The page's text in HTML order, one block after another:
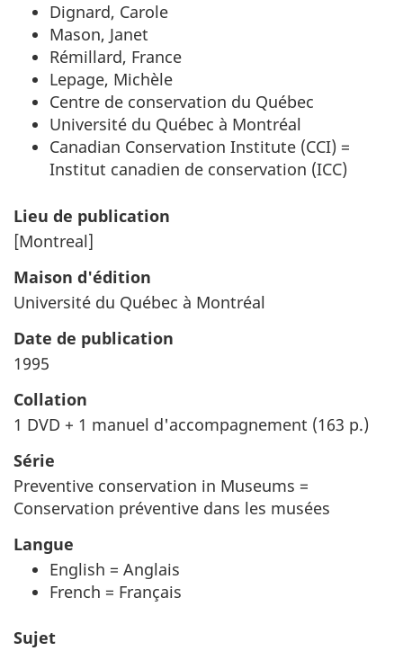
Dignard, Carole
Mason, Janet
Rémillard, France
Lepage, Michèle
Centre de conservation du Québec
Université du Québec à Montréal
Canadian Conservation Institute (CCI) =
Institut canadien de conservation (ICC)
Lieu de publication
[Montreal]
Maison d'édition
Université du Québec à Montréal
Date de publication
1995
Collation
1 DVD + 1 manuel d'accompagnement (163 p.)
Série
Preventive conservation in Museums =
Conservation préventive dans les musées
Langue
English = Anglais
French = Français
Sujet